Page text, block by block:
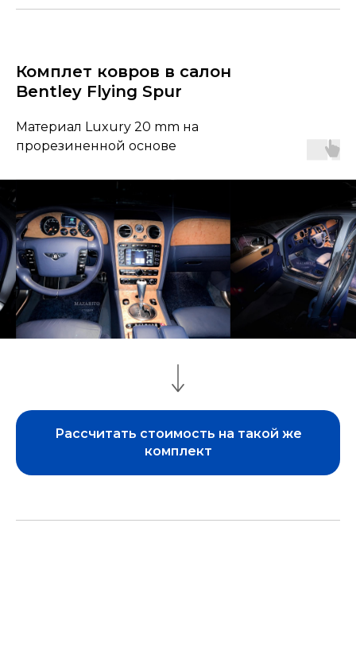
Комплет ковров в салон
Bentley Flying Spur
Материал Luxury 20 mm на
прорезиненной основе
Рассчитать стоимость на такой же
комплект